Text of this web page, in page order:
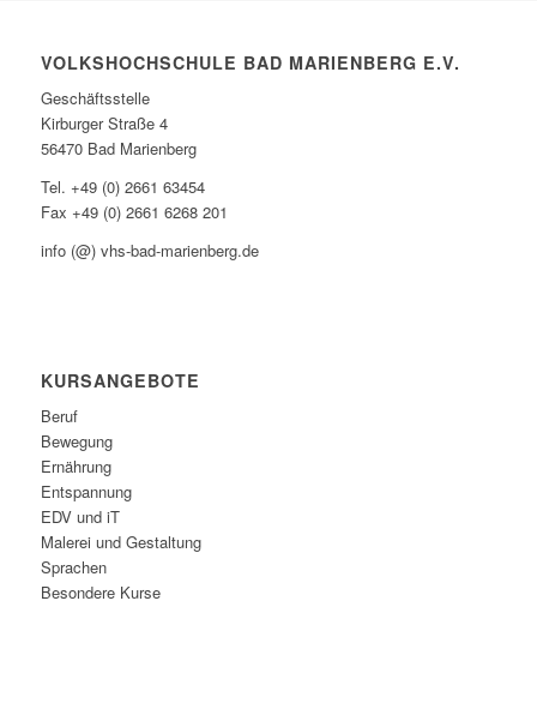
VOLKSHOCHSCHULE BAD MARIENBERG E.V.
Geschäftsstelle
Kirburger Straße 4
56470 Bad Marienberg
Tel. +49 (0) 2661 63454
Fax +49 (0) 2661 6268 201
info (@) vhs-bad-marienberg.de
KURSANGEBOTE
Beruf
Bewegung
Ernährung
Entspannung
EDV und iT
Malerei und Gestaltung
Sprachen
Besondere Kurse